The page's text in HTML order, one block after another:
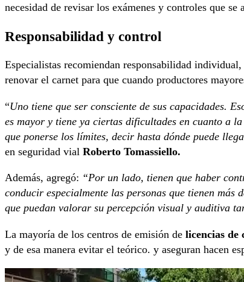
necesidad de revisar los exámenes y controles que
Responsabilidad y control
Especialistas recomiendan responsabilidad
renovar el carnet para que cuando productores
“Uno tiene que ser consciente de sus capacidades.
es mayor y tiene ya ciertas dificultades en cuanto a
que ponerse los límites, decir hasta dónde puede
en seguridad vial Roberto Tomassiello.
Además, agregó: “Por un lado, tienen que haber
conducir especialmente las personas que tienen
que puedan valorar su percepción visual y auditiva
La mayoría de los centros de emisión de licencias de
y de esa manera evitar el teórico. y aseguran hacen